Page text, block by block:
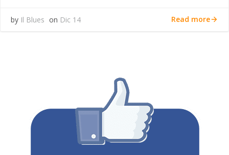
by Il Blues on Dic 14 Read more